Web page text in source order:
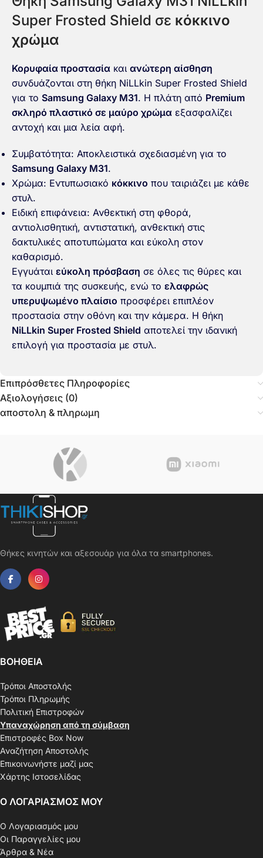
Super Frosted Shield σε κόκκινο
χρώμα
Κορυφαία προστασία και ανώτερη αίσθηση
συνδυάζονται στη θήκη NiLLkin Super Frosted Shield
για το Samsung Galaxy M31. Η πλάτη από Premium
σκληρό πλαστικό σε μαύρο χρώμα εξασφαλίζει
αντοχή και μια λεία αφή.
Συμβατότητα: Αποκλειστικά σχεδιασμένη για το
Samsung Galaxy M31.
Χρώμα: Εντυπωσιακό κόκκινο που ταιριάζει με κάθε
στυλ.
Ειδική επιφάνεια: Ανθεκτική στη φθορά,
αντιολισθητική, αντιστατική, ανθεκτική στις
δακτυλικές αποτυπώματα και εύκολη στον
καθαρισμό.
Εγγυάται εύκολη πρόσβαση σε όλες τις θύρες και
τα κουμπιά της συσκευής, ενώ το ελαφρώς
υπερυψωμένο πλαίσιο προσφέρει επιπλέον
προστασία στην οθόνη και την κάμερα. Η θήκη
NiLLkin Super Frosted Shield αποτελεί την ιδανική
επιλογή για προστασία με στυλ.
Επιπρόσθετες Πληροφορίες
Αξιολογήσεις (0)
αποστολη & πληρωμη
Θήκες κινητών και αξεσουάρ για όλα τα smartphones.
ΒΟΗΘΕΙΑ
Τρόποι Αποστολής
Τρόποι Πληρωμής
Πολιτική Επιστροφών
Υπαναχώρηση από τη σύμβαση
Επιστροφές Box Now
Αναζήτηση Αποστολής
Επικοινωνήστε μαζί μας
Χάρτης Ιστοσελίδας
Ο ΛΟΓΑΡΙΑΣΜΟΣ ΜΟΥ
Ο Λογαριασμός μου
Οι Παραγγελίες μου
Άρθρα & Νέα